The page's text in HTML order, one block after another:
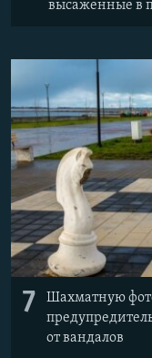
высаженные в
7
Шахматную
от вандалов